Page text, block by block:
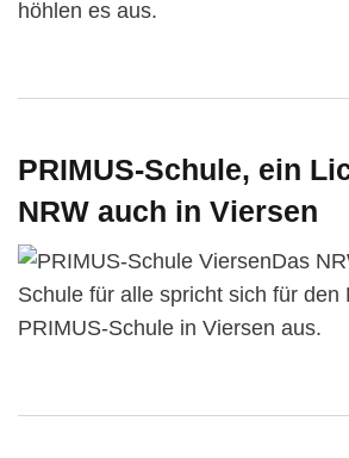
höhlen es aus.
PRIMUS-Schule, ein
NRW auch in Viersen
Das
Schule für alle spricht sich für den
PRIMUS-Schule in Viersen aus.